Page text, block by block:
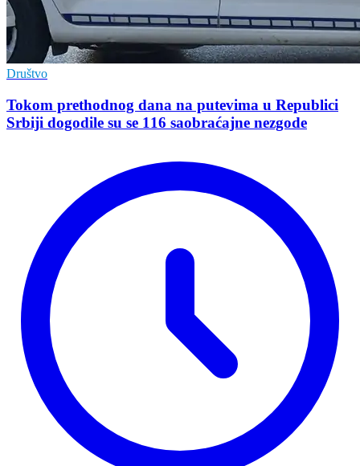
Društvo
Tokom prethodnog dana na putevima u Republici
Srbiji dogodile su se 116 saobraćajne nezgode